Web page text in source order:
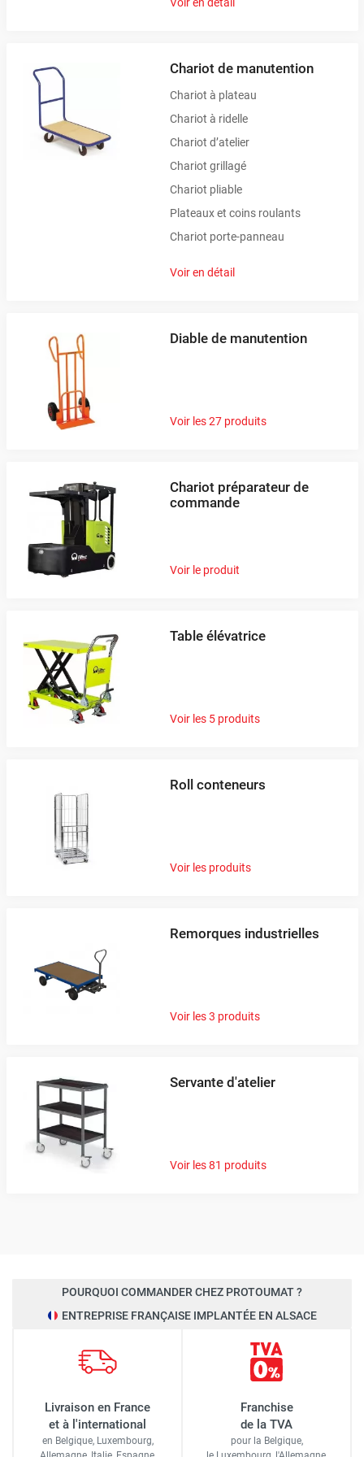
Chariot de manutention
Chariot à plateau
Chariot à ridelle
Chariot d’atelier
Chariot grillagé
Chariot pliable
Plateaux et coins roulants
Chariot porte-panneau
Voir en détail
Diable de manutention
Voir les 27 produits
Chariot préparateur de
commande
Voir le produit
Table élévatrice
Voir les 5 produits
Roll conteneurs
Voir les produits
Remorques industrielles
Voir les 3 produits
Servante d'atelier
Voir les 81 produits
POURQUOI COMMANDER CHEZ PROTOUMAT ?
ENTREPRISE FRANÇAISE IMPLANTÉE EN ALSACE
Livraison en France
et à l'international
en Belgique, Luxembourg,
Franchise
de la TVA
pour la Belgique,